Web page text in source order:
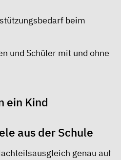
beim
und Schüler mit und ohne
ein Kind
aus der Schule
genau auf